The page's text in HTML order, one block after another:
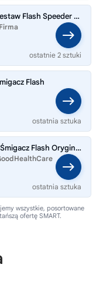
Klocki LEGO Star Wars Zestaw Flash Speeder 75091
Firma
ostatnie 2 sztuki
Flash
ostatnia sztuka
LEGO 75091 Star Wars - Śmigacz Flash Oryginalne Klocki Gwiezdne Wojny NOWE
ostatnia sztuka
wszystkie, posortowane
ofertę SMART.